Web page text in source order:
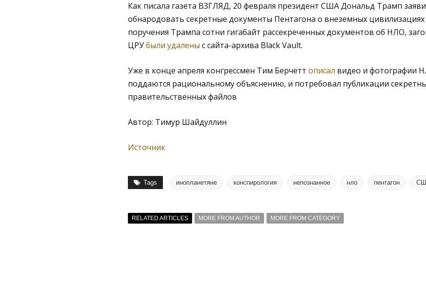
Как писала газета ВЗГЛЯД, 20 февраля президент США Дональд Трамп
обнародовать секретные документы Пентагона о внеземных
поручения Трампа сотни гигабайт рассекреченных документов об НЛО,
ЦРУбыли удалены с сайта-архива Black Vault.
Уже в конце апреля конгрессмен Тим Берчетт описал видео и фотографии
поддаются рациональному объяснению, и потребовал публикации
правительственных файлов
Автор: Тимур Шайдуллин
Источник
Tags инопланетяне конспирология непознанное нло пентагон
RELATED ARTICLES MORE FROM AUTHOR MORE FROM CATEGORY